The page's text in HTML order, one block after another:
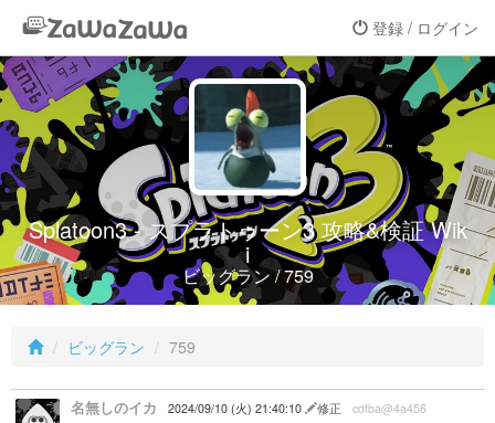
登録 / ログイン
Splatoon3 - スプラトゥーン3 攻略&検証 Wik
i
ビッグラン / 759
ビッグラン 759
名無しのイカ 2024/09/10 (火) 21:40:10 修正 cdfba@4a456